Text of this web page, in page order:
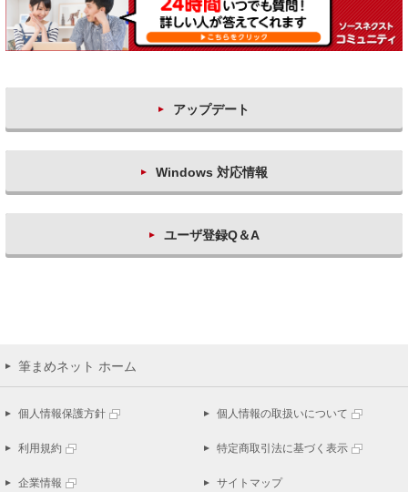
アップデート
Windows 対応情報
ユーザ登録Q＆A
筆まめネット ホーム
個人情報保護方針 個人情報の取扱いについて
利用規約 特定商取引法に基づく表示
企業情報 サイトマップ